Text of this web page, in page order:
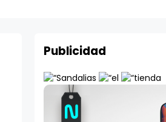
Publicidad